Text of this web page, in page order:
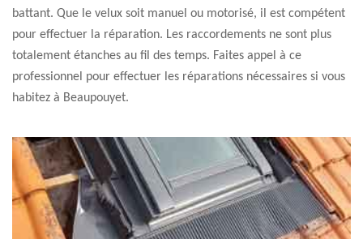
battant. Que le velux soit manuel ou motorisé, il est compétent
pour effectuer la réparation. Les raccordements ne sont plus
totalement étanches au fil des temps. Faites appel à ce
professionnel pour effectuer les réparations nécessaires si vous
habitez à Beaupouyet.